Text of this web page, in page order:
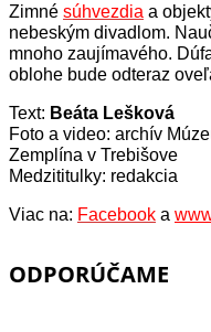
Zimné súhvezdia a
nebeským divadlom.
mnoho zaujímavého.
oblohe bude odteraz
Text: Beáta Lešková
Foto a video: archív
Zemplína v Trebišove
Medzititulky: redakcia
Viac na: Facebook a
ODPORÚČAME